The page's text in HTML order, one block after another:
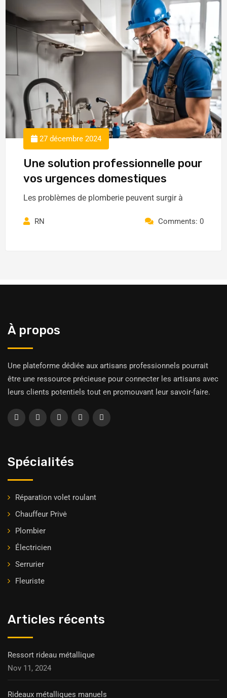
27 décembre 2024
Une solution professionnelle pour
vos urgences domestiques
Les problèmes de plomberie peuvent surgir à
RN Comments: 0
À propos
Une plateforme dédiée aux artisans professionnels pourrait
être une ressource précieuse pour connecter les artisans avec
leurs clients potentiels tout en promouvant leur savoir-faire.
Spécialités
Réparation volet roulant
Chauffeur Privė
Plombier
Électricien
Serrurier
Fleuriste
Articles récents
Ressort rideau métallique
Nov 11, 2024
Rideaux métalliques manuels